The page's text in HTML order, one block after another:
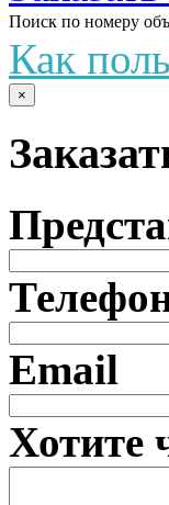
У вас
Как
Телефон